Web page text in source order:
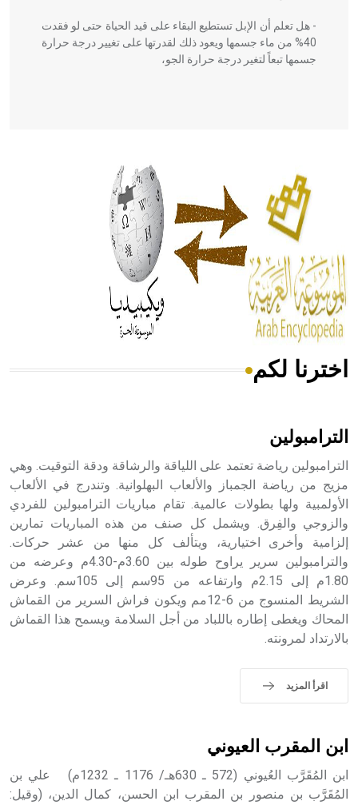
- هل تعلم أن الإبل تستطيع البقاء على قيد الحياة حتى لو فقدت
40% من ماء جسمها ويعود ذلك لقدرتها على تغيير درجة حرارة
جسمها تبعاً لتغير درجة حرارة الجو،
الحكم، الأدلة، تنظيم التغذية، ورسالته في جروح الرأس. ويعود
له الفضل بأنه حرر الطب من الدين والفلسفة.
- هل تعلم أن المرجان إفراز حيواني يتكون في البحر ويتركب
من مادة كربونات الكلسيوم، وهو أحمر أو شديد الحمرة وهو
أجود أنواعه، ويمتاز بكبر الحجم ويسمى الش
هل تعلم أن الأبسيد كلمة فرنسية اللفظ تم اعتمادها مصطلحاً
- هل تعلم أن أبجر Abgar اسم معروف جيداً يعود إلى عدد من
الملوك الذين حكموا مدينة إديسا (الرها) من أبجر الأول وحتى
التاسع، وهم ينتسبون إلى أسرة أوسروين
- هل تعلم أن الأبجدية الكنعانية تتألف من /22/ علامة كتابية
sign تكتب منفصلة غير متصلة، وتعتمد المبدأ الأكوروفوني،
اخترنا لكم
الترامبولين
الترامبولين رياضة تعتمد على اللياقة والرشاقة ودقة التوقيت. وهي
مزيج من رياضة الجمباز والألعاب البهلوانية. وتندرج في الألعاب
الأولمبية ولها بطولات عالمية. تقام مباريات الترامبولين للفردي
والزوجي والفِرق. ويشمل كل صنف من هذه المباريات تمارين
إلزامية وأخرى اختيارية، ويتألف كل منها من عشر حركات.
والترامبولين سرير يراوح طوله بين 3.60م-4.30م وعرضه من
1.80م إلى 2.15م وارتفاعه من 95سم إلى 105سم. وعرض
الشريط المنسوج من 6-12مم ويكون فراش السرير من القماش
المحاك ويغطى إطاره باللباد من أجل السلامة ويسمح هذا القماش
بالارتداد لمرونته.
اقرأ المزيد
ابن المقرب العيوني
ابن المُقَرَّب العُيوني (572 ـ 630هـ/ 1176 ـ 1232م) علي بن
المُقَرَّب بن منصور بن المقرب ابن الحسن، كمال الدين، (وقيل: